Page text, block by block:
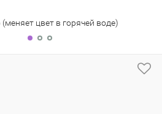
цвет в горячей воде)